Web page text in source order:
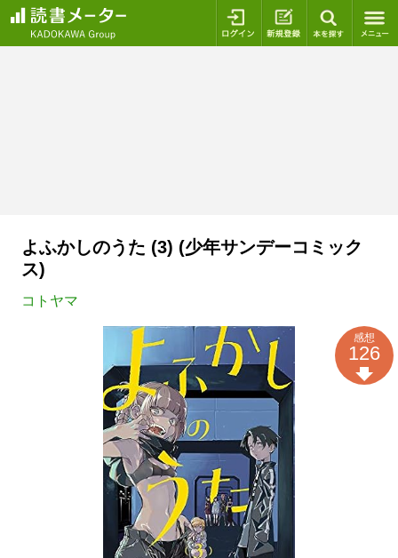
ログイン 新規登録
よふかしのうた (3) (少年サンデーコミック
ス)
コトヤマ
感想
126